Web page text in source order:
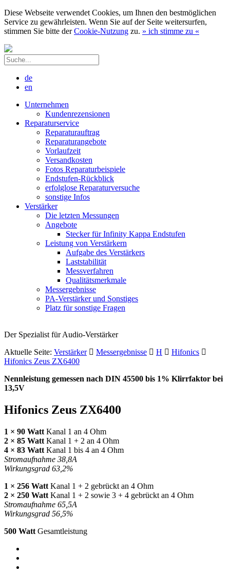
Diese Webseite verwendet Cookies, um Ihnen den bestmöglichen
Service zu gewährleisten. Wenn Sie auf der Seite weitersurfen,
stimmen Sie bitte derCookie-Nutzung zu. » ich stimme zu «
de
en
Unternehmen
Kundenrezensionen
Reparaturservice
Reparaturauftrag
Reparaturangebote
Vorlaufzeit
Versandkosten
Fotos Reparaturbeispiele
Endstufen-Rückblick
erfolglose Reparaturversuche
sonstige Infos
Verstärker
Die letzten Messungen
Angebote
Stecker für Infinity Kappa Endstufen
Leistung von Verstärkern
Aufgabe des Verstärkers
Laststabilität
Messverfahren
Qualitätsmerkmale
Messergebnisse
PA-Verstärker und Sonstiges
Platz für sonstige Fragen
Der Spezialist für Audio-Verstärker
Aktuelle Seite: Verstärker Messergebnisse H
Hifonics
Hifonics Zeus ZX6400
Nennleistung gemessen nach DIN 45500 bis 1% Klirrfaktor bei
13,5V
Hifonics Zeus ZX6400
1 × 90 Watt Kanal 1 an 4 Ohm
2 × 85 Watt Kanal 1 + 2 an 4 Ohm
4 × 83 Watt Kanal 1 bis 4 an 4 Ohm
Stromaufnahme 38,8A
Wirkungsgrad 63,2%
1 × 256 Watt Kanal 1 + 2 gebrückt an 4 Ohm
2 × 250 Watt Kanal 1 + 2 sowie 3 + 4 gebrückt an 4 Ohm
Stromaufnahme 65,5A
Wirkungsgrad 56,5%
500 Watt Gesamtleistung